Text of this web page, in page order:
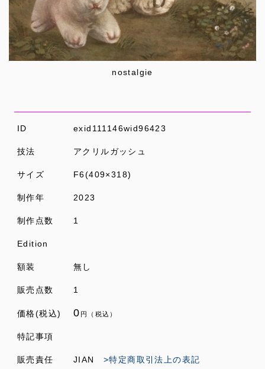
nostalgie
ID exid111146wid96423
技法 アクリルガッシュ
サイズ F6(409×318)
制作年 2023
制作点数 1
Edition
額装 無し
販売点数 1
価格(税込) 0 円（税込）
特記事項
販売責任 JIAN >特定商取引法上の表記